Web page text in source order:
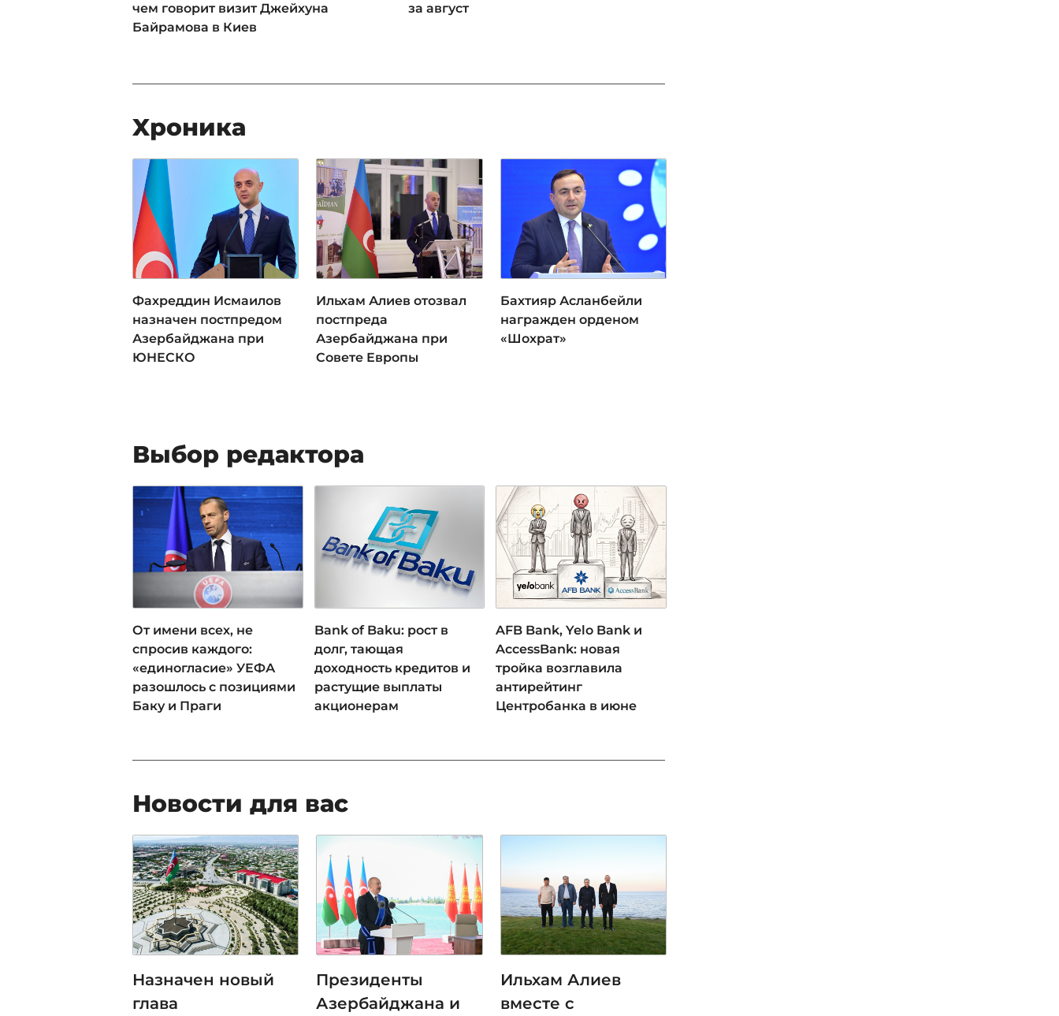
чем говорит визит Джейхуна
Байрамова в Киев
за август
Xроника
Фахреддин Исмаилов
назначен постпредом
Азербайджана при
ЮНЕСКО
Ильхам Алиев отозвал
постпреда
Азербайджана при
Совете Европы
Бахтияр Асланбейли
награжден орденом
«Шохрат»
Выбор редактора
От имени всех, не
спросив каждого:
«единогласие» УЕФА
разошлось с позициями
Баку и Праги
Bank of Baku: рост в
долг, тающая
доходность кредитов и
растущие выплаты
акционерам
AFB Bank, Yelo Bank и
AccessBank: новая
тройка возглавила
антирейтинг
Центробанка в июне
Новости для вас
Назначен новый
глава
Президенты
Азербайджана и
Ильхам Алиев
вместе с